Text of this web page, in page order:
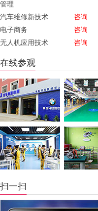
管理
汽车维修新技术 咨询
电子商务
咨询
无人机应用技术
咨询
在线参观
扫一扫